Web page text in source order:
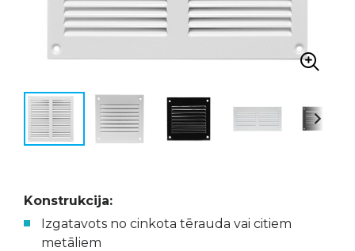
Konstrukcija:
Izgatavots no cinkota tērauda vai citiem
metāliem